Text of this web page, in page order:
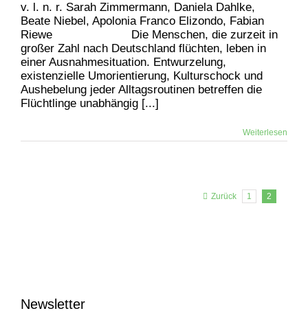
v. l. n. r. Sarah Zimmermann, Daniela Dahlke,
Beate Niebel, Apolonia Franco Elizondo, Fabian
Riewe Die Menschen, die zurzeit in
großer Zahl nach Deutschland flüchten, leben in
einer Ausnahmesituation. Entwurzelung,
existenzielle Umorientierung, Kulturschock und
Aushebelung jeder Alltagsroutinen betreffen die
Flüchtlinge unabhängig [...]
Weiterlesen
Zurück 1 2
Newsletter